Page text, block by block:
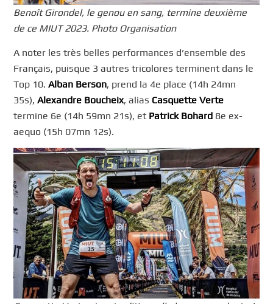
Benoît Girondel, le genou en sang, termine deuxième
de ce MIUT 2023. Photo Organisation
A noter les très belles performances d’ensemble des
Français, puisque 3 autres tricolores terminent dans le
Top 10.Alban Berson, prend la 4e place (14h 24mn
35s),Alexandre Boucheix, alias Casquette Verte
termine 6e (14h 59mn 21s), et Patrick Bohard 8e ex-
aequo (15h 07mn 12s).